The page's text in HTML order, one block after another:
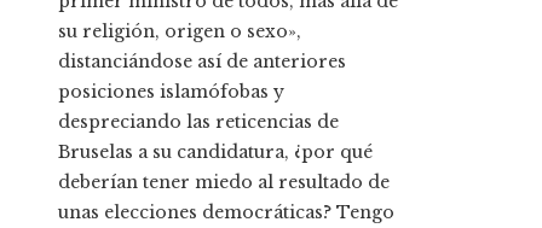
su religión, origen o sexo»,
distanciándose así de anteriores
posiciones islamófobas y
despreciando las reticencias de
Bruselas a su candidatura, ¿por qué
deberían tener miedo al resultado de
unas elecciones democráticas? Tengo